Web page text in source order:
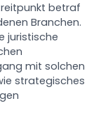
betraf
Branchen.
juristische
mit solchen
strategisches